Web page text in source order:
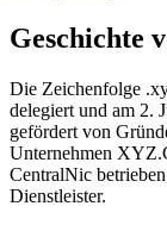
Geschichte
Die Zeichenfolge
delegiert und am 2.
gefördert von
Unternehmen
CentralNic
Dienstleister.